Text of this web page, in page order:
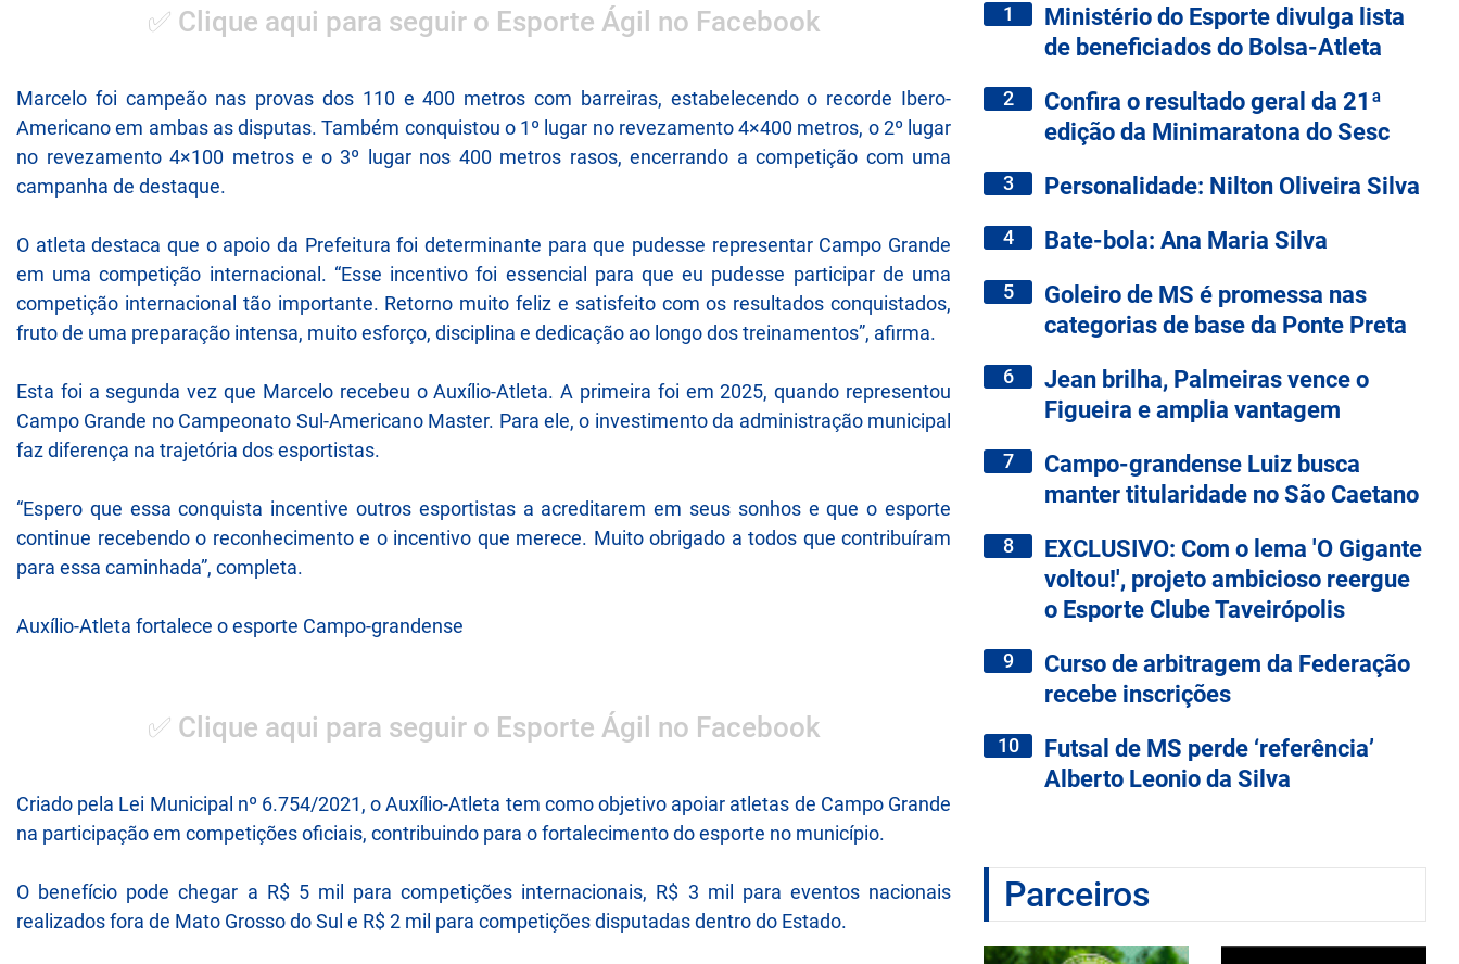
✅ Clique aqui para seguir o Esporte Ágil no Facebook
Marcelo foi campeão nas provas dos 110 e 400 metros com barreiras, estabelecendo o recorde Ibero-
Americano em ambas as disputas. Também conquistou o 1º lugar no revezamento 4×400 metros, o 2º lugar
no revezamento 4×100 metros e o 3º lugar nos 400 metros rasos, encerrando a competição com uma
campanha de destaque.
O atleta destaca que o apoio da Prefeitura foi determinante para que pudesse representar Campo Grande
em uma competição internacional. “Esse incentivo foi essencial para que eu pudesse participar de uma
competição internacional tão importante. Retorno muito feliz e satisfeito com os resultados conquistados,
fruto de uma preparação intensa, muito esforço, disciplina e dedicação ao longo dos treinamentos”, afirma.
Esta foi a segunda vez que Marcelo recebeu o Auxílio-Atleta. A primeira foi em 2025, quando representou
Campo Grande no Campeonato Sul-Americano Master. Para ele, o investimento da administração municipal
faz diferença na trajetória dos esportistas.
“Espero que essa conquista incentive outros esportistas a acreditarem em seus sonhos e que o esporte
continue recebendo o reconhecimento e o incentivo que merece. Muito obrigado a todos que contribuíram
para essa caminhada”, completa.
Auxílio-Atleta fortalece o esporte Campo-grandense
✅ Clique aqui para seguir o Esporte Ágil no Facebook
Criado pela Lei Municipal nº 6.754/2021, o Auxílio-Atleta tem como objetivo apoiar atletas de Campo Grande
na participação em competições oficiais, contribuindo para o fortalecimento do esporte no município.
O benefício pode chegar a R$ 5 mil para competições internacionais, R$ 3 mil para eventos nacionais
realizados fora de Mato Grosso do Sul e R$ 2 mil para competições disputadas dentro do Estado.
1
Ministério do Esporte divulga lista
de beneficiados do Bolsa-Atleta
2
Confira o resultado geral da 21ª
edição da Minimaratona do Sesc
3 Personalidade: Nilton Oliveira Silva
4 Bate-bola: Ana Maria Silva
5
Goleiro de MS é promessa nas
categorias de base da Ponte Preta
6
Jean brilha, Palmeiras vence o
Figueira e amplia vantagem
7
Campo-grandense Luiz busca
manter titularidade no São Caetano
8
EXCLUSIVO: Com o lema 'O Gigante
voltou!', projeto ambicioso reergue
o Esporte Clube Taveirópolis
9
Curso de arbitragem da Federação
recebe inscrições
10
Futsal de MS perde ‘referência’
Alberto Leonio da Silva
Parceiros